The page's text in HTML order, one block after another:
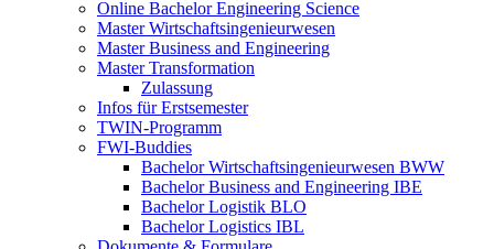
Online Bachelor Engineering Science
Master Wirtschaftsingenieurwesen
Master Business and Engineering
Master Transformation
Zulassung
Infos für Erstsemester
TWIN-Programm
FWI-Buddies
Bachelor Wirtschaftsingenieurwesen BWW
Bachelor Business and Engineering IBE
Bachelor Logistik BLO
Bachelor Logistics IBL